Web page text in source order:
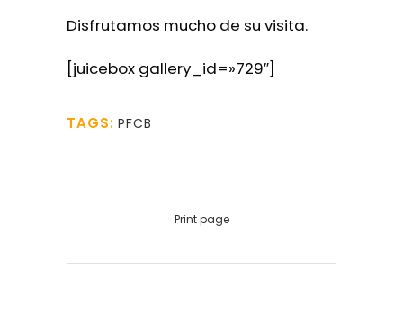
Disfrutamos mucho de su visita.
[juicebox gallery_id=»729″]
TAGS: PFCB
Print page